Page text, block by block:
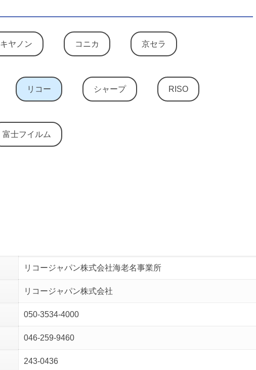
キヤノン コニカ 京セラ
リコー シャープ RISO
富士フイルム
リコージャパン株式会社海老名事業所
リコージャパン株式会社
050-3534-4000
046-259-9460
243-0436